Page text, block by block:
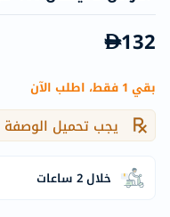
132
بقي 1 فقط، اطلب الآن
يجب تحميل الوصفة
خلال 2 ساعات